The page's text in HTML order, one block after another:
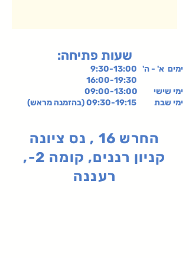
:שעות פתיחה
ימים א' - ה' 9:30-13:00
ימי שישי 09:00-13:00
ימי שבת 09:30-19:15 (בהזמנה מראש)
החרש 16 , נס ציונה
קניון רננים, קומה 2-,
רעננה